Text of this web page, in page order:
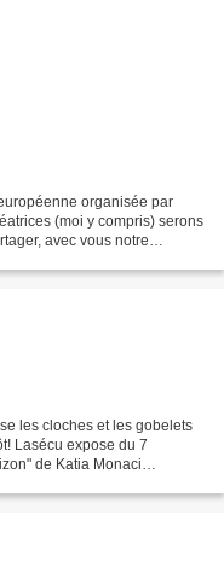
organisée par
(moi y compris) serons
avec vous notre
les cloches et les gobelets
Lasécu expose du 7
de Katia Monaci